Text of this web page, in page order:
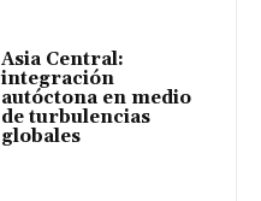
Asia Central:
integración
autóctona en medio
de turbulencias
globales